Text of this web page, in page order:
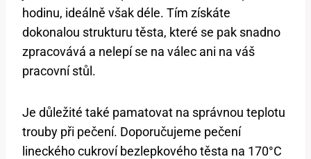
hodinu, ideálně však déle. Tím získáte
dokonalou strukturu těsta, které se pak snadno
zpracovává a nelepí se na válec ani na váš
pracovní stůl.
Je důležité také pamatovat na správnou teplotu
trouby při pečení. Doporučujeme pečení
lineckého cukroví bezlepkového těsta na 170°C